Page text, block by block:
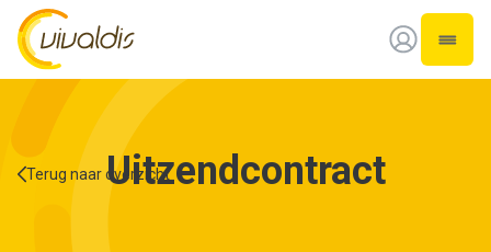
Vivaldis Interim
Open
Terug naar overzichtUitzendcontract